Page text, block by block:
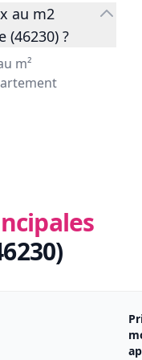
au m2
(46230) ?
m²